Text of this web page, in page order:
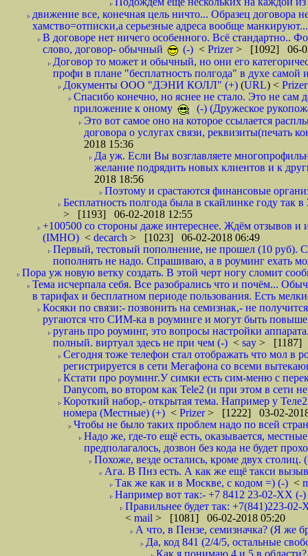
движение все, конечная цель ничто... Образец договора
хамство=отписки,а серьезные адреса вообще
В договоре нет ничего особенного. Всё стандартно..
слово, договор- обычный
(-) < Prizer> [1092] 06-
Договор то может и обычный, но они его
профи в плане "бесплатность полгода" в духе
Документы ООО "ДЭНИ КОЛЛ" (+) (URL) <
Спасибо конечно, но яснее не стало. Это не сам
приложение к оному
(-) (Дружеское
Это вот самое оно на которое ссылается
договора о услугах связи, реквизиты(печать
2018 15:36
Да уж. Если Вы возглавляете
желание подрядить новых клиентов и к
2018 18:56
Поэтому и срастаются финансовые
Бесплатность полгода была в скайлинке году
> [1193] 06-02-2018 12:55
+100500 со стороны даже интереснее. Ждём отзывов и
(IMHO) < decarch > [1023] 06-02-2018 06:49
Первый, тестовый пополнение, не прошел (10 руб).
пополнять не надо. Спрашиваю, а в роуминг ехать
Пора уж новую ветку создать. В этой черт ногу сломит
Тема исчерпала себя. Все разобрались что и почём...
в тарифах и бесплатном периоде пользования. Есть
Косяки по связи:- позвонить на семизнак,- не
ругаются что СИМ-ка в роуминге и могут быть
ругань про роуминг, это вопросы настройки
полный. виртуал здесь не при чем (-) < say > [1187]
Сегодня тоже телефон стал отображать что мол в
регистрируется в сети Мегафона со всеми
Кстати про роуминг.У симки есть сим-меню с
Danycom, во втором как Tele2 (и при этом в сети
Короткий набор,- открытая тема. Например у
номера (Местные) (+) < Prizer> [1222] 03-02-
Чтобы не было таких проблем надо по всей
Надо же, где-то ещё есть, оказывается,
предполагалось, дозвон без кода не будет
Похоже, везде остались, кроме двух
Ага. В Пнз есть. А как же ещё такси
Так же как и в Москве, с кодом =) (-) <
Например вот так:- +7 8412 23-02-ХХ (-
Правильнее будет так: +7(841)223-
< mail > [1081] 06-02-2018 05:20
А что, в Пензе, семизначка? (Я же
Да, код 841 (2/4/5, остальные
Как я понимаю 4 и 5 в